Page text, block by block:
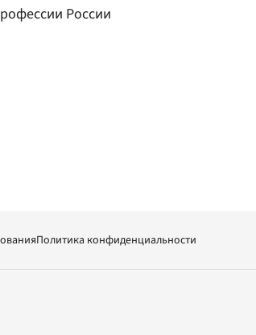
России
Политика конфиденциальности